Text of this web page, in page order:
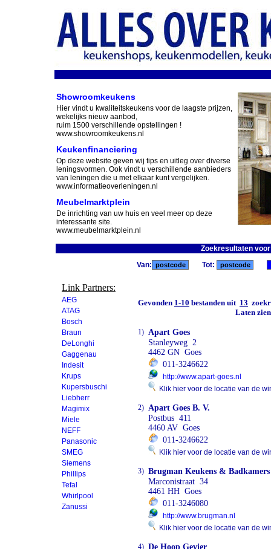
Showroomkeukens
Hier vindt u kwaliteitskeukens voor de laagste prijzen,
wekelijks nieuw aanbod,
ruim 1500 verschillende opstellingen !
www.showroomkeukens.nl
Keukenfinanciering
Op deze website geven wij tips en uitleg over diverse
leningsvormen. Ook vindt u verschillende aanbieders
van leningen die u met elkaar kunt vergelijken.
www.informatieoverleningen.nl
Meubelmarktplein
De inrichting van uw huis en veel meer op deze
interessante site.
www.meubelmarktplein.nl
Zoekresultaten
Link Partners:
AEG
ATAG
Bosch
Braun
DeLonghi
Gaggenau
Indesit
Krups
Kupersbuschi
Liebherr
Magimix
Miele
NEFF
Panasonic
SMEG
Siemens
Phillips
Tefal
Whirlpool
Zanussi
Van: Tot:
Gevonden 1-10 bestanden uit 13
Laten
1) Apart Goes
Stanleyweg 2
4462 GN Goes
011-3246622
http://www.apart-goes.nl
Klik hier voor de locatie van de
2) Apart Goes B. V.
Postbus 411
4460 AV Goes
011-3246622
Klik hier voor de locatie van de
3) Brugman Keukens & Badkamers
Marconistraat 34
4461 HH Goes
011-3246080
http://www.brugman.nl
Klik hier voor de locatie van de
4) De Hoop Gevier